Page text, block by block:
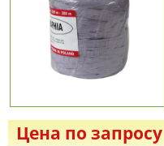
Цена по запросу